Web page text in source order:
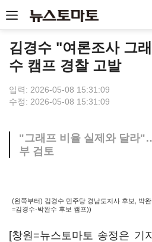
김경수 "여론조사 그
수 캠프 경찰 고발
입력: 2026-05-08 15:31:09
수정: 2026-05-08 15:31:09
"그래프 비율 실제와 달라
부 검토
(왼쪽부터) 김경수 민주당 경남도지사 후보, 박
=김경수·박완수 후보 캠프))
[창원=뉴스토마토 송정은 기